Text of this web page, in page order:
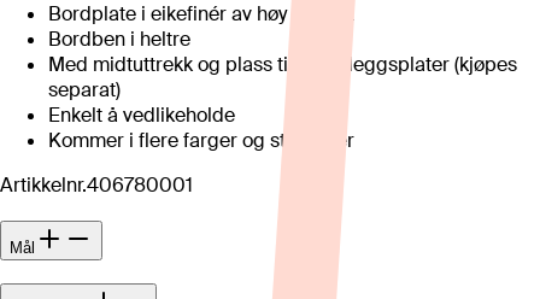
Bordplate i eikefinér av høy kvalitet
Bordben i heltre
Med midtuttrekk og plass til 2 stk ileggsplater (kjøpes
separat)
Enkelt å vedlikeholde
Kommer i flere farger og størrelser
Artikkelnr.406780001
Mål